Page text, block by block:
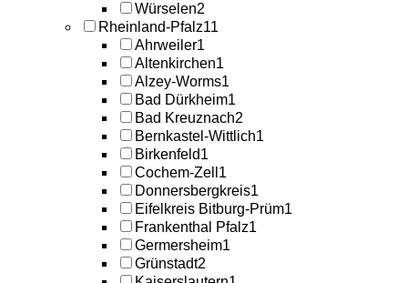
Würselen2
Rheinland-Pfalz11
Ahrweiler1
Altenkirchen1
Alzey-Worms1
Bad Dürkheim1
Bad Kreuznach2
Bernkastel-Wittlich1
Birkenfeld1
Cochem-Zell 1
Donnersbergkreis1
Eifelkreis Bitburg-Prüm1
Frankenthal Pfalz1
Germersheim1
Grünstadt2